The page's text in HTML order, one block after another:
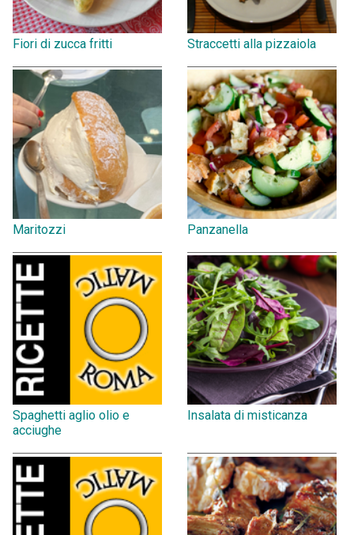
Fiori di zucca fritti Straccetti alla pizzaiola
Maritozzi Panzanella
Spaghetti aglio olio e
acciughe
Insalata di misticanza